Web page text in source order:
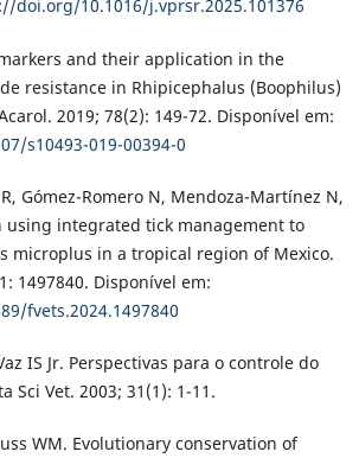
doi.org/10.1016/j.vprsr.2025.101376
and their application in the
resistance in Rhipicephalus (Boophilus)
2019; 78(2): 149-72. Disponível em:
s10493-019-00394-0
Gómez-Romero N, Mendoza-Martínez N,
using integrated tick management to
microplus in a tropical region of Mexico.
1497840. Disponível em:
fvets.2024.1497840
IS Jr. Perspectivas para o controle do
Sci Vet. 2003; 31(1): 1-11.
WM. Evolutionary conservation of